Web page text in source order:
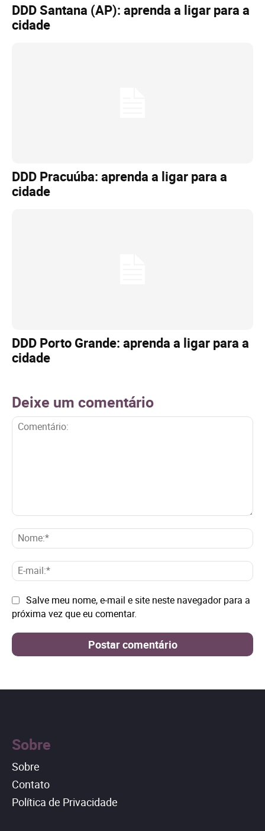
DDD Santana (AP): aprenda a ligar para a
cidade
DDD Pracuúba: aprenda a ligar para a
cidade
DDD Porto Grande: aprenda a ligar para a
cidade
Deixe um comentário
E-
Site: Salve meu nome, e-mail e site neste navegador para a
próxima vez que eu comentar.
Sobre
Sobre
Contato
Política de Privacidade